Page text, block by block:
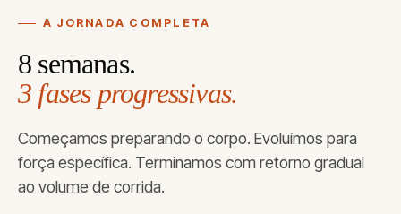
A JORNADA COMPLETA
8 semanas.
3 fases progressivas.
Começamos preparando o corpo. Evoluímos para
força específica. Terminamos com retorno gradual
ao volume de corrida.